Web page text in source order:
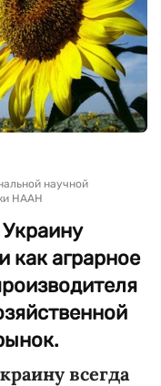
научной
НААН
как аграрное
всегда